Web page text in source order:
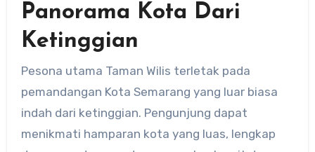
Panorama Kota Dari
Ketinggian
Pesona utama Taman Wilis terletak pada
pemandangan Kota Semarang yang luar biasa
indah dari ketinggian. Pengunjung dapat
menikmati hamparan kota yang luas, lengkap